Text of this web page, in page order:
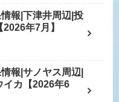
報|下津井周辺|投
年7月】
報|サノヤス周辺|
イカ【2026年6